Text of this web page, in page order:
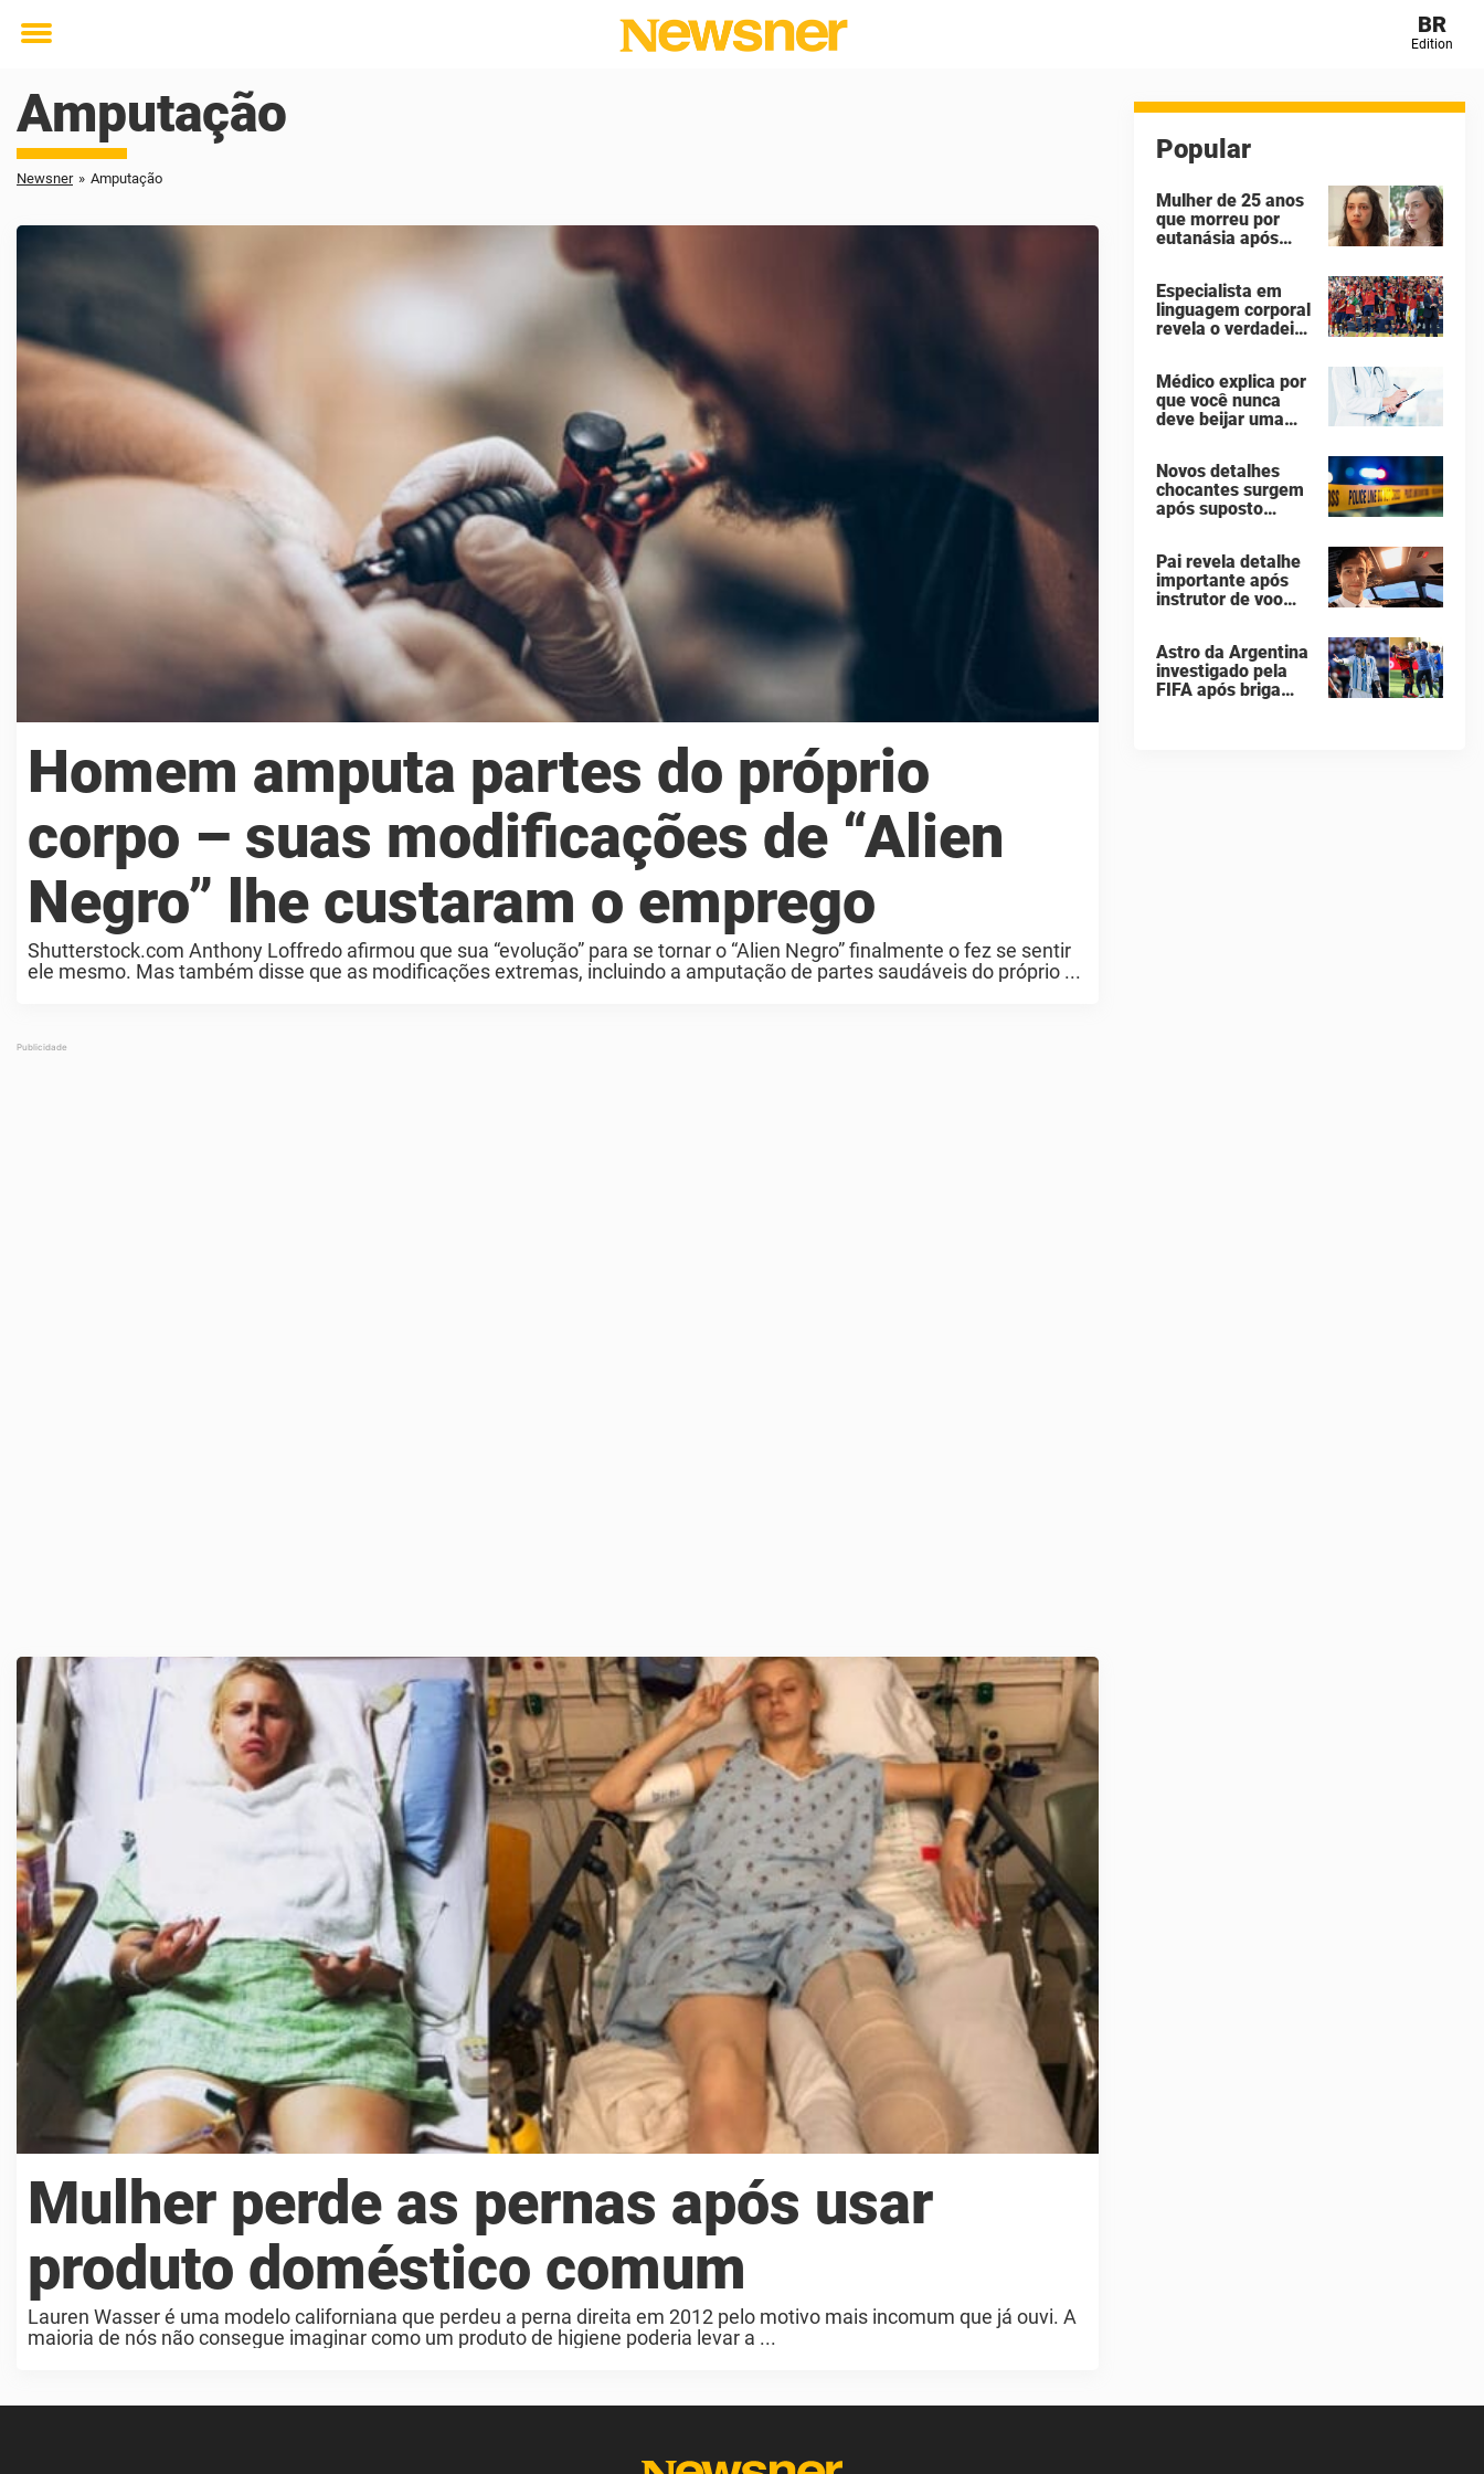
Toggle
BR
Edition
Amputação
Newsner » Amputação
Homem amputa partes do próprio
corpo – suas modificações de “Alien
Negro” lhe custaram o emprego
Shutterstock.com Anthony Loffredo afirmou que sua “evolução” para se tornar o “Alien Negro” finalmente o fez se sentir
ele mesmo. Mas também disse que as modificações extremas, incluindo a amputação de partes saudáveis do próprio ...
Mulher perde as pernas após usar
produto doméstico comum
Lauren Wasser é uma modelo californiana que perdeu a perna direita em 2012 pelo motivo mais incomum que já ouvi. A
maioria de nós não consegue imaginar como um produto de higiene poderia levar a ...
Popular
Mulher de 25 anos
que morreu por
eutanásia após
seus agressores
em um diário
secreto
Especialista em
linguagem corporal
revela o verdadeiro
mexido enquanto a
Espanha erguia a
taça da Copa do
Médico explica por
que você nunca
deve beijar uma
Novos detalhes
chocantes surgem
após suposto
cometido por
homem que matou
a família de 7
Pai revela detalhe
importante após
instrutor de voo
de 260 metros
Astro da Argentina
investigado pela
FIFA após briga